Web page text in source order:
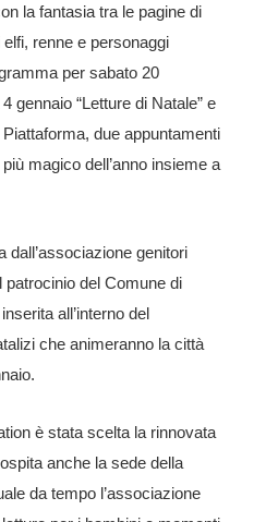
la fantasia tra le pagine di
renne e personaggi
per sabato 20
gennaio “Letture di Natale” e
Piattaforma, due appuntamenti
magico dell’anno insieme a
dall’associazione genitori
del Comune di
all’interno del
che animeranno la città
è stata scelta la rinnovata
anche la sede della
da tempo l’associazione